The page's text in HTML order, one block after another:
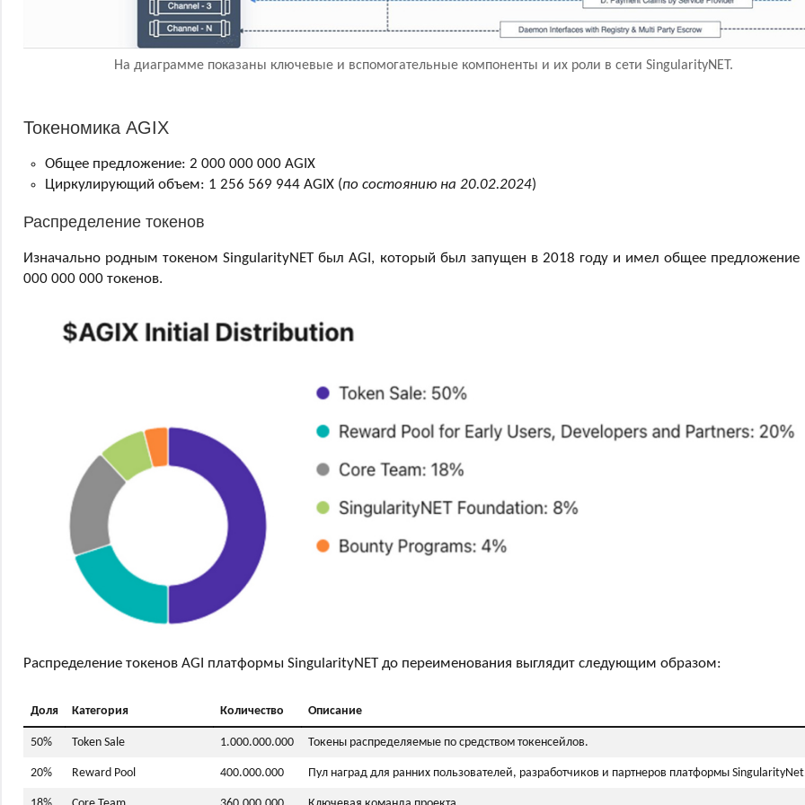
На диаграмме показаны ключевые и вспомогательные компоненты и их роли в сети SingularityNET.
Токеномика AGIX
Общее предложение: 2 000 000 000 AGIX
Циркулирующий объем: 1 256 569 944 AGIX (по состоянию на 20.02.2024)
Распределение токенов
Изначально родным токеном SingularityNET был AGI, который был запущен в 2018 году и имел общее предложение
000 000 000 токенов.
Распределение токенов AGI платформы SingularityNET до переименования выглядит следующим образом:
Доля Категория Количество Описание
50% Token Sale 1.000.000.000 Токены распределяемые по средством токенсейлов.
20% Reward Pool 400.000.000 Пул наград для ранних пользователей, разработчиков и партнеров платформы